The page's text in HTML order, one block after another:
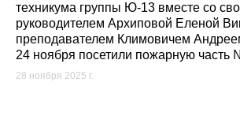
техникума группы Ю-13 вместе со
руководителем Архиповой Еленой
преподавателем Климовичем
24 ноября посетили пожарную часть
28 ноября 2025 г.